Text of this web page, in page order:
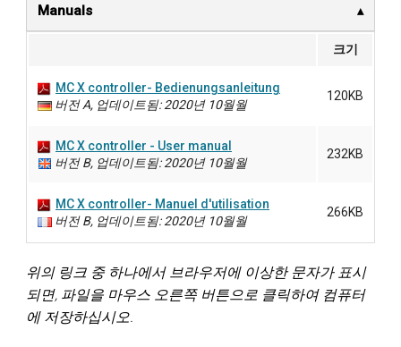
Manuals
크기
MC X controller- Bedienungsanleitung
버전 A, 업데이트됨: 2020년 10월월
120KB
MC X controller - User manual
버전 B, 업데이트됨: 2020년 10월월
232KB
MC X controller- Manuel d'utilisation
버전 B, 업데이트됨: 2020년 10월월
266KB
위의 링크 중 하나에서 브라우저에 이상한 문자가 표시
되면, 파일을 마우스 오른쪽 버튼으로 클릭하여 컴퓨터
에 저장하십시오.